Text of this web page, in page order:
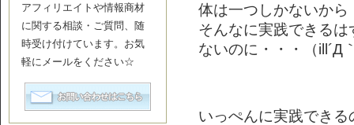
体は一つしかないから
そんなに実践できるは
ないのに・・・（ill´Д
いっぺんに実践でき
アフィリエイトや情報商材
に関する相談・ご質問、随
時受け付けています。お気
軽にメールをください☆